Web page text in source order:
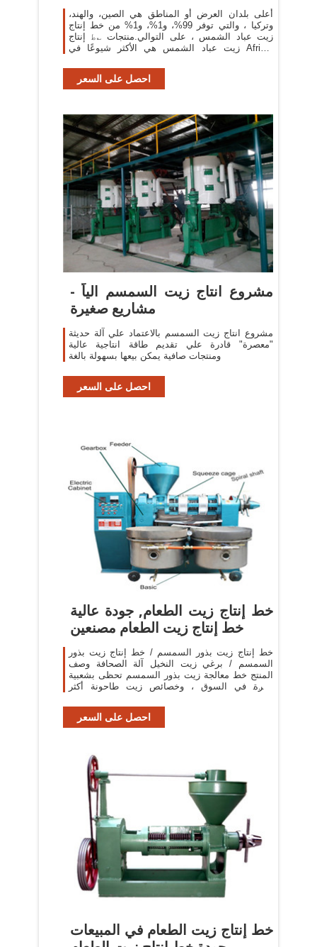
أعلى بلدان العرض أو المناطق هي الصين، والهند،
وتركيا ، والتي توفر 99%، و1%، و1% من خط إنتاج
زيت عباد الشمس ، على التوالي.منتجات ؎ط إنتاج
زيت عباد الشمس هي الأكثر شيوعًا في Africa،
احصل على السعر
مشروع انتاج زيت السمسم الياً -
مشاريع صغيرة
مشروع انتاج زيت السمسم بالاعتماد علي آلة حديثة
"معصرة" قادرة علي تقديم طاقة انتاجية عالية
ومنتجات صافية يمكن بيعها بسهولة بالغة
احصل على السعر
خط إنتاج زيت الطعام, جودة عالية
خط إنتاج زيت الطعام مصنعين
خط إنتاج زيت بذور السمسم / خط إنتاج زيت بذور
السمسم / برغي زيت النخيل آلة الصحافة وصف
المنتج خط معالجة زيت بذور السمسم تحظى بشعبية
كبيرة في السوق ، وخصائص زيت طاحونة أكثر
احصل على السعر
خط إنتاج زيت الطعام في المبيعات